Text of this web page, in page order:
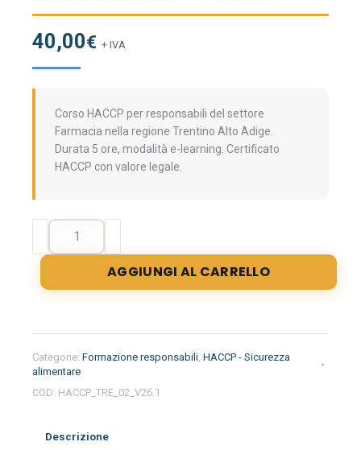
40,00€ + IVA
Corso HACCP per responsabili del settore
Farmacia nella regione Trentino Alto Adige.
Durata 5 ore, modalità e-learning. Certificato
HACCP con valore legale.
Formazione
per
responsabili
alimentare
nella
regione
Trentino
AGGIUNGI AL CARRELLO
Categorie: Formazione responsabili, HACCP - Sicurezza
alimentare
COD: HACCP_TRE_02_V26.1
Descrizione